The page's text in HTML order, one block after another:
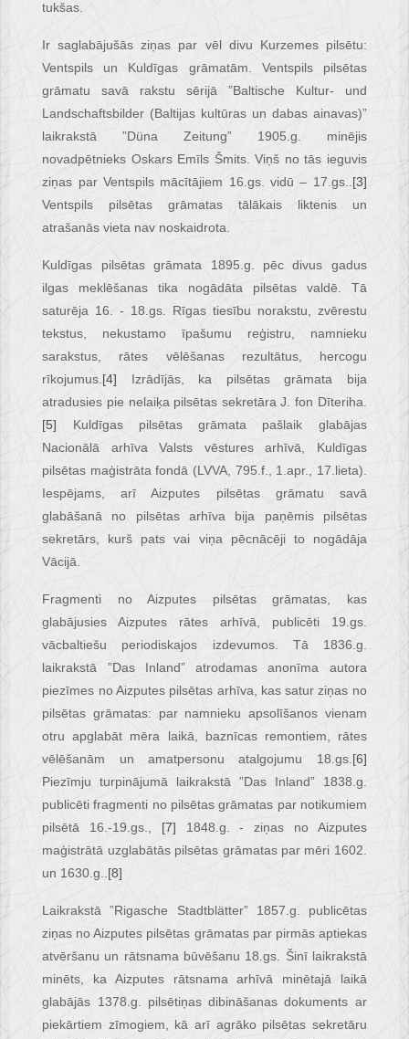
tukšas.
Ir saglabājušās ziņas par vēl divu Kurzemes pilsētu:
Ventspils un Kuldīgas grāmatām. Ventspils pilsētas
grāmatu savā rakstu sērijā ”Baltische Kultur- und
Landschaftsbilder (Baltijas kultūras un dabas ainavas)”
laikrakstā ”Düna Zeitung” 1905.g. minējis
novadpētnieks Oskars Emīls Šmits. Viņš no tās ieguvis
ziņas par Ventspils mācītājiem 16.gs. vidū – 17.gs..[3]
Ventspils pilsētas grāmatas tālākais liktenis un
atrašanās vieta nav noskaidrota.
Kuldīgas pilsētas grāmata 1895.g. pēc divus gadus
ilgas meklēšanas tika nogādāta pilsētas valdē. Tā
saturēja 16. - 18.gs. Rīgas tiesību norakstu, zvērestu
tekstus, nekustamo īpašumu reģistru, namnieku
sarakstus, rātes vēlēšanas rezultātus, hercogu
rīkojumus.[4] Izrādījās, ka pilsētas grāmata bija
atradusies pie nelaiķa pilsētas sekretāra J. fon Dīteriha.
[5] Kuldīgas pilsētas grāmata pašlaik glabājas
Nacionālā arhīva Valsts vēstures arhīvā, Kuldīgas
pilsētas maģistrāta fondā (LVVA, 795.f., 1.apr., 17.lieta).
Iespējams, arī Aizputes pilsētas grāmatu savā
glabāšanā no pilsētas arhīva bija paņēmis pilsētas
sekretārs, kurš pats vai viņa pēcnācēji to nogādāja
Vācijā.
Fragmenti no Aizputes pilsētas grāmatas, kas
glabājusies Aizputes rātes arhīvā, publicēti 19.gs.
vācbaltiešu periodiskajos izdevumos. Tā 1836.g.
laikrakstā ”Das Inland” atrodamas anonīma autora
piezīmes no Aizputes pilsētas arhīva, kas satur ziņas no
pilsētas grāmatas: par namnieku apsolīšanos vienam
otru apglabāt mēra laikā, baznīcas remontiem, rātes
vēlēšanām un amatpersonu atalgojumu 18.gs.[6]
Piezīmju turpinājumā laikrakstā ”Das Inland” 1838.g.
publicēti fragmenti no pilsētas grāmatas par notikumiem
pilsētā 16.-19.gs., [7] 1848.g. - ziņas no Aizputes
maģistrātā uzglabātās pilsētas grāmatas par mēri 1602.
un 1630.g..[8]
Laikrakstā ”Rigasche Stadtblätter” 1857.g. publicētas
ziņas no Aizputes pilsētas grāmatas par pirmās aptiekas
atvēršanu un rātsnama būvēšanu 18.gs. Šinī laikrakstā
minēts, ka Aizputes rātsnama arhīvā minētajā laikā
glabājās 1378.g. pilsētiņas dibināšanas dokuments ar
piekārtiem zīmogiem, kā arī agrāko pilsētas sekretāru